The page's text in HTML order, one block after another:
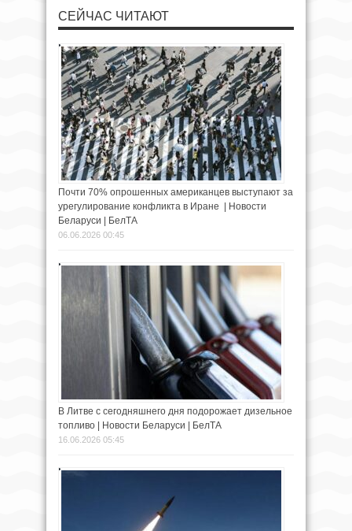
СЕЙЧАС ЧИТАЮТ
Почти 70% опрошенных американцев выступают за
урегулирование конфликта в Иране | Новости
Беларуси | БелТА
06.06.2026 00:45
В Литве с сегодняшнего дня подорожает дизельное
топливо | Новости Беларуси | БелТА
16.06.2026 05:45